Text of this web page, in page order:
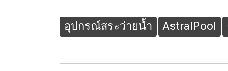
อุปกรณ์สระว่ายน้ำ AstralPool